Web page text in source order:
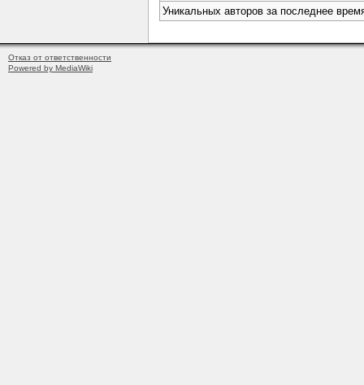
Уникальных авторов за последнее
Отказ от ответственности
Powered by MediaWiki